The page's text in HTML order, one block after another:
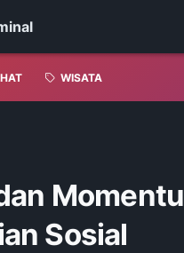
WISATA
Sosial